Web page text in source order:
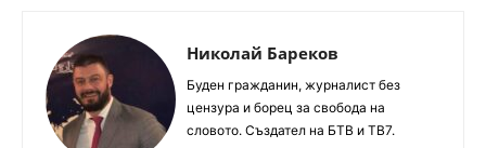
Николай Бареков
Буден гражданин, журналист без
цензура и борец за свобода на
словото. Създател на БТВ и ТВ7.